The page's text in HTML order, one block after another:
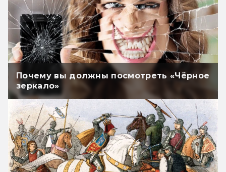
Почему вы должны посмотреть «Чёрное
зеркало»